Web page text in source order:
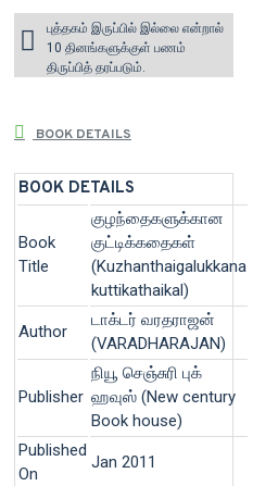
புத்தகம் இருப்பில் இல்லை என்றால்
10 தினங்களுக்குள் பணம்
திருப்பித் தரப்படும்.
BOOK DETAILS
BOOK DETAILS
Book
Title
குழந்தைகளுக்கான
குட்டிக்கதைகள்
(Kuzhanthaigalukkana
kuttikathaikal)
Author
டாக்டர் வரதராஜன்
(VARADHARAJAN)
Publisher
நியூ செஞ்சுரி புக்
ஹவுஸ் (New century
Book house)
Published
On
Jan 2011